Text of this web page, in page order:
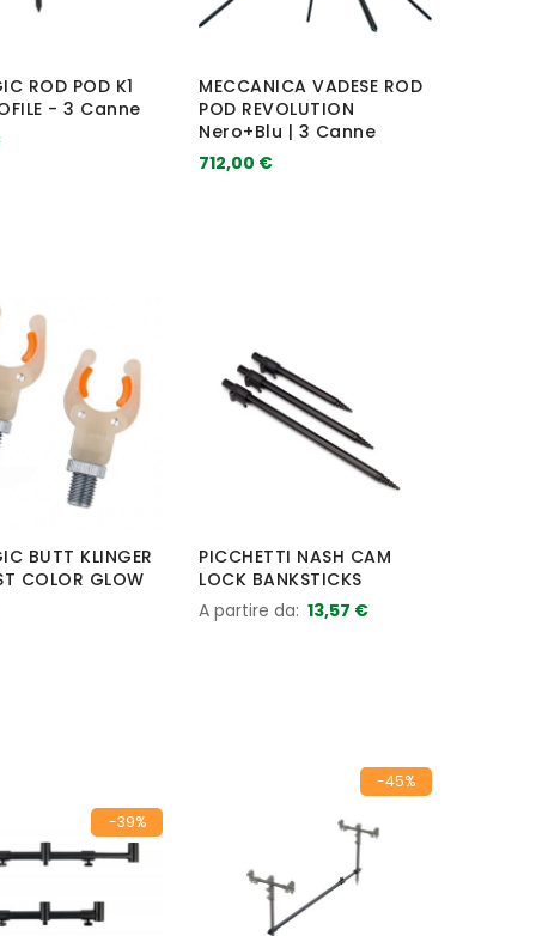
ROD POD K1
- 3 Canne
MECCANICA VADESE ROD
POD REVOLUTION
Nero+Blu | 3 Canne
712,00 €
BUTT KLINGER
COLOR GLOW
PICCHETTI NASH CAM
LOCK BANKSTICKS
A partire da 13,57 €
-39%
-45%